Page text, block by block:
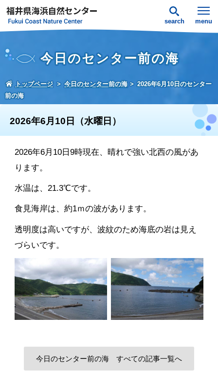
search menu
今日のセンター前の海
トップページ 今日のセンター前の海
2026年6月10日のセンター
前の海
2026年6月10日（水曜日）
2026年6月10日9時現在、晴れで強い北西の風があ
ります。
水温は、21.3℃です。
食見海岸は、約1ｍの波があります。
透明度は高いですが、波紋のため海底の岩は見え
づらいです。
今日のセンター前の海 すべての記事一覧へ